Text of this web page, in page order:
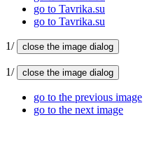
go to Tavrika.su
go to Tavrika.su
1/ close the image dialog
1/ close the image dialog
go to the previous image
go to the next image